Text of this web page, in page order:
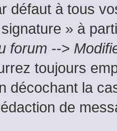
défaut à tous
» à
forum -->
toujours
décochant la
de